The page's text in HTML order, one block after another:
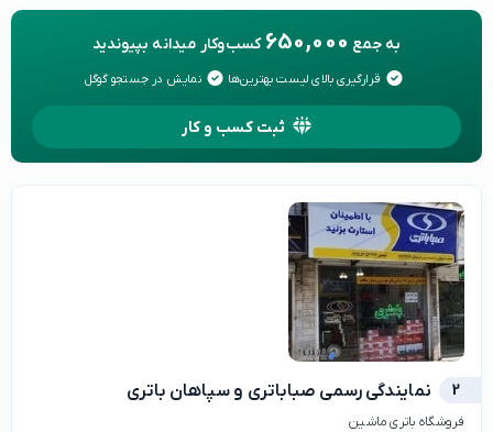
به جمع 650,000 کسب‌وکار میدانه بپیوندید
قرارگیری بالای لیست بهترین‌ها نمایش در جستجو گوگل
ثبت کسب و کار
2 نمایندگی رسمی صباباتری و سپاهان باتری
فروشگاه باتری ماشین